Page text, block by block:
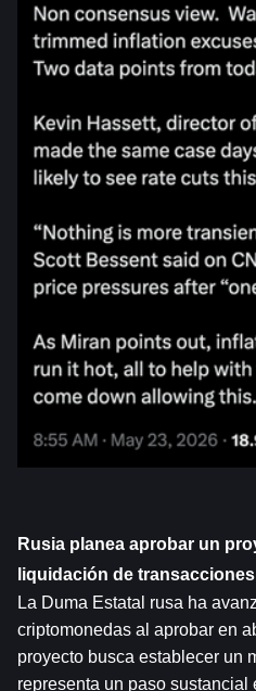
Rusia planea aprobar un
liquidación de
La Duma Estatal rusa ha
criptomonedas al aprobar en
proyecto busca establecer un
representa un paso